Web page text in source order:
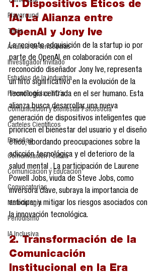
Playground
Tesis
Análisis de tendencias
Investigador Invitado
Estudios de la industria
Filosofía de las TIC´s
Comunicación y Bienestar Psicosocia
Carteles Científicos
Reseñas
Comunicación Política
Comunicación y Educación
Convocatorias
Metodología
Periodismo
IA Inclusiva
1. Dispositivos Éticos de
IA: La Alianza entre
OpenAI y Jony Ive
La reciente adquisición de la startup io por
parte de OpenAI, en colaboración con el
reconocido diseñador Jony Ive, representa
un hito significativo en la evolución de la
tecnología centrada en el ser humano. Esta
alianza busca desarrollar una nueva
generación de dispositivos inteligentes que
prioricen el bienestar del usuario y el diseño
ético, abordando preocupaciones sobre la
adicción tecnológica y el deterioro de la
salud mental . La participación de Laurene
Powell Jobs, viuda de Steve Jobs, como
inversora clave, subraya la importancia de
anticipar y mitigar los riesgos asociados con
la innovación tecnológica.
2. Transformación de la
Comunicación
Institucional en la Era